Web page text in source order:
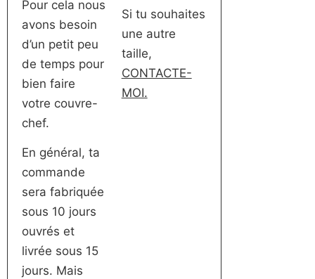
Pour cela nous
avons besoin
d’un petit peu
de temps pour
bien faire
votre couvre-
chef.
En général, ta
commande
sera fabriquée
sous 10 jours
ouvrés et
livrée sous 15
jours. Mais
Si tu souhaites
une autre
taille,
CONTACTE-
MOI.